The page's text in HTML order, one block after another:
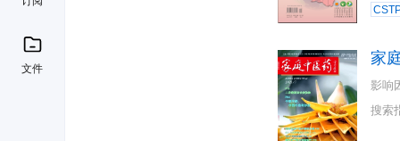
文件
家
影响
搜索